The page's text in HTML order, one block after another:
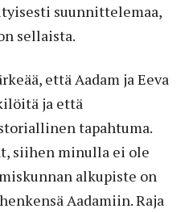
suunnittelemaa,
sellaista.
että Aadam ja Eeva
ja että
tapahtuma.
siihen minulla ei ole
alkupiste on
Aadamiin. Raja